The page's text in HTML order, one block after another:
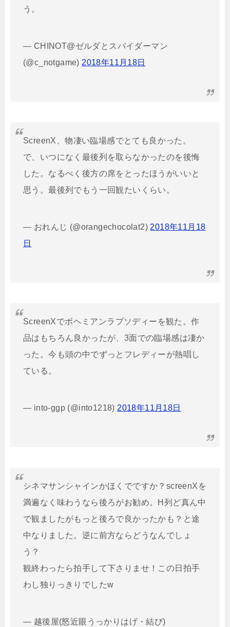
う。
— CHINOT@ゼルダとスパイダーマン
(@c_notgame) 2018年11月18日
ScreenX、物凄い臨場感でとても良かった。
で、いつになく最後列を取らなかったのを後悔
した。なるべく後方の席をとったほうがいいと
思う。最後列でもう一回観たいくらい。
— おれんじ (@orangechocolat2) 2018年11月18
日
ScreenXでボヘミアンラプソディーを観た。作
品はもちろん良かったが、3面での臨場感は凄か
った。今も頭の中でずっとフレディーが熱唱し
ている。
— into-ggp (@into1218) 2018年11月18日
シネマサンシャインかほくでですか？screenXを
満遍なく味わうなら後ろがお勧め。H列ど真ん中
で観ましたがもっと後ろで良かったかも？と途
中なりました。逆に前方ならどうなんでしょ
う？
観終わったら拍手して下さりませ！この日拍手
わし独りっきりでしたw
— 越後屋(怒近眼うっかりはげ・結び)